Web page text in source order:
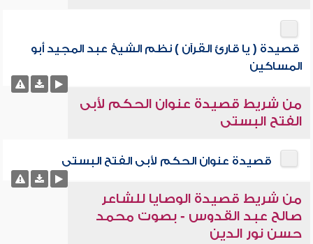
قصيدة ( يا قارئ القرآن ) نظم الشيخ عبد المجيد أبو
المساكين
من شريط قصيدة عنوان الحكم لأبى
الفتح البستى
قصيدة عنوان الحكم لأبى الفتح البستى
من شريط قصيدة الوصايا للشاعر
صالح عبد القدوس - بصوت محمد
حسن نور الدين